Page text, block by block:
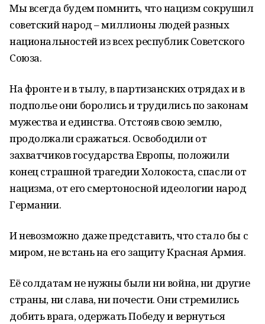
Мы всегда будем помнить, что нацизм сокрушил
советский народ – миллионы людей разных
национальностей из всех республик Советского
Союза.
На фронте и в тылу, в партизанских отрядах и в
подполье они боролись и трудились по законам
мужества и единства. Отстояв свою землю,
продолжали сражаться. Освободили от
захватчиков государства Европы, положили
конец страшной трагедии Холокоста, спасли от
нацизма, от его смертоносной идеологии народ
Германии.
И невозможно даже представить, что стало бы с
миром, не встань на его защиту Красная Армия.
Её солдатам не нужны были ни война, ни другие
страны, ни слава, ни почести. Они стремились
добить врага, одержать Победу и вернуться